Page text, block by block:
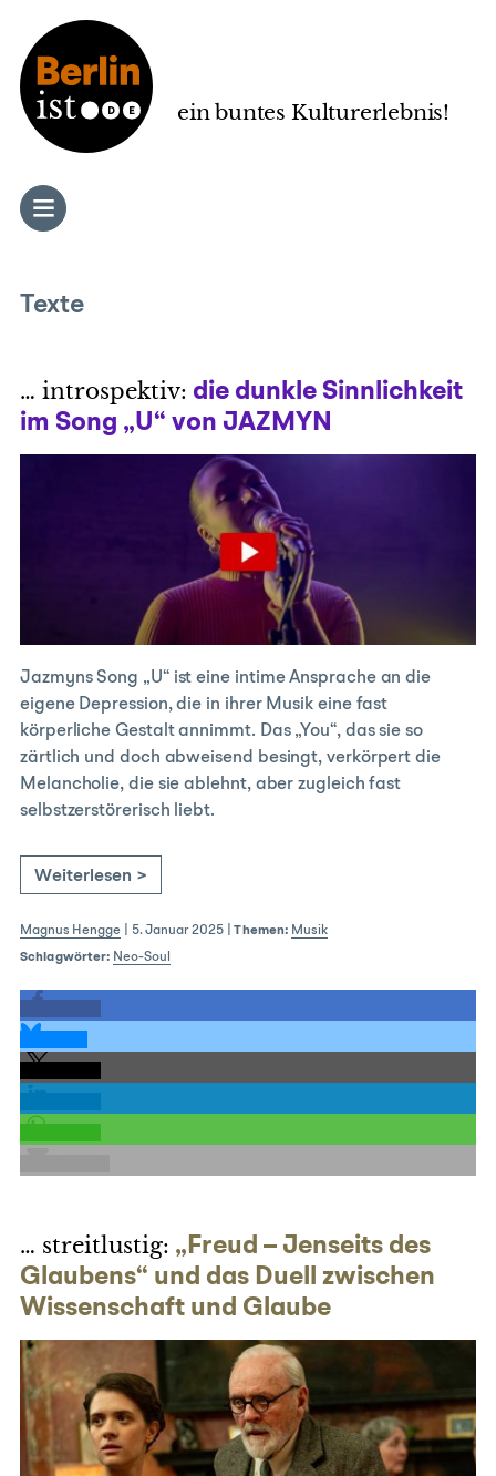
ein buntes Kulturerlebnis!
Texte
… introspektiv: die dunkle Sinnlichkeit
im Song „U“ von JAZMYN
Jazmyns Song „U“ ist eine intime Ansprache an die
eigene Depression, die in ihrer Musik eine fast
körperliche Gestalt annimmt. Das „You“, das sie so
zärtlich und doch abweisend besingt, verkörpert die
Melancholie, die sie ablehnt, aber zugleich fast
selbstzerstörerisch liebt.
Weiterlesen >
Magnus Hengge| 5. Januar 2025|Themen: Musik
Schlagwörter: Neo-Soul
… streitlustig: „Freud – Jenseits des
Glaubens“ und das Duell zwischen
Wissenschaft und Glaube